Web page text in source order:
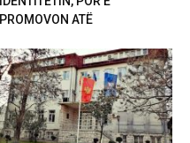
PROMOVON ATË